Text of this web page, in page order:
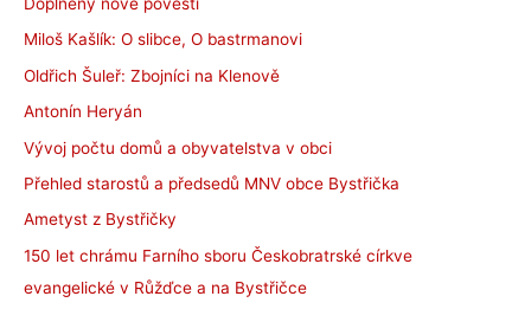
Miloš Kašlík: O slibce, O bastrmanovi
Oldřich Šuleř: Zbojníci na Klenově
Antonín Heryán
Vývoj počtu domů a obyvatelstva v obci
Přehled starostů a předsedů MNV obce Bystřička
Ametyst z Bystřičky
150 let chrámu Farního sboru Českobratrské církve
evangelické v Růžďce a na Bystřičce